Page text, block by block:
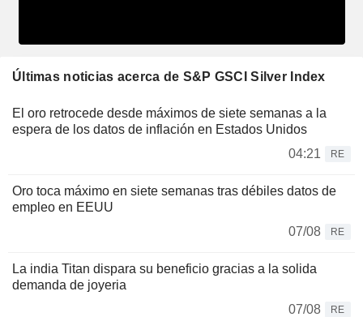
Últimas noticias acerca de S&P GSCI Silver Index
El oro retrocede desde máximos de siete semanas a la
espera de los datos de inflación en Estados Unidos
04:21
RE
Oro toca máximo en siete semanas tras débiles datos de
empleo en EEUU
07/08
RE
La india Titan dispara su beneficio gracias a la solida
demanda de joyeria
07/08
RE